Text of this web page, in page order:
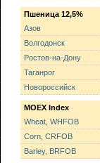
Пшеница 12,5%
Азов
Волгодонск
Ростов-на-Дону
Таганрог
Новороссийск
MOEX Index
Wheat, WHFOB
Corn, CRFOB
Barley, BRFOB